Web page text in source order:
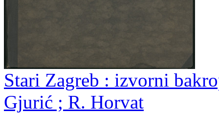
Stari Zagreb : izvorni
Gjurić ; R. Horvat